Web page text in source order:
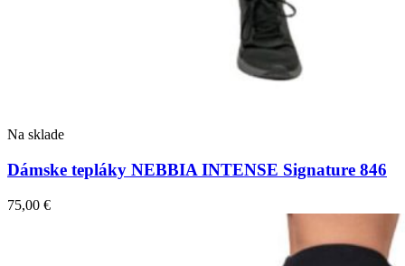
Na sklade
Dámske tepláky NEBBIA INTENSE Signature 846
75,00 €